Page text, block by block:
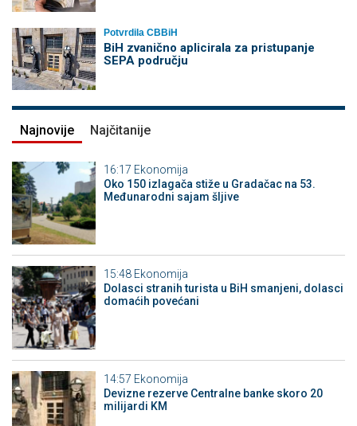
Potvrdila CBBiH
BiH zvanično aplicirala za pristupanje
SEPA području
Najnovije Najčitanije
16:17 Ekonomija
Oko 150 izlagača stiže u Gradačac na 53.
Međunarodni sajam šljive
15:48 Ekonomija
Dolasci stranih turista u BiH smanjeni, dolasci
domaćih povećani
14:57 Ekonomija
Devizne rezerve Centralne banke skoro 20
milijardi KM